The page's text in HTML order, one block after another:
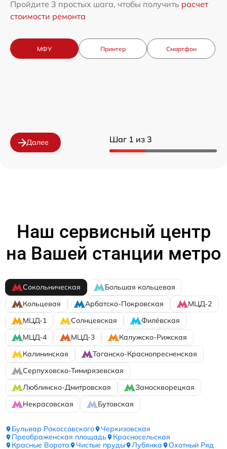
Шаг 1 из 3
Пройдите 3 простых шага, чтобы получить расчет
стоимости ремонта
МФУ Принтер Смартфон
Далее
Наш сервисный центр
на Вашей станции метро
Сокольническая
Большая кольцевая
Кольцевая
Арбатско-Покровская
МЦД-2
МЦД-1
Солнцевская
Филёвская
МЦД-4
МЦД-3
Калужско-Рижская
Калининская
Таганско-Краснопресненская
Серпуховско-Тимирязевская
Люблинско-Дмитровская
Замоскворецкая
Некрасовская
Бутовская
Бульвар Рокоссовского
Черкизовская
Преображенская площадь
Красносельская
Красные Ворота
Чистые пруды Лубянка
Охотный Ряд